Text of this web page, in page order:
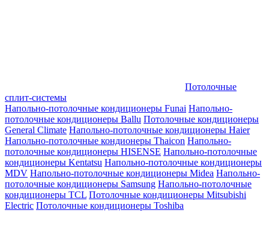
Потолочные
сплит-системы
Напольно-потолочные кондиционеры Funai Напольно-
потолочные кондиционеры Ballu Потолочные кондиционеры
General Climate Напольно-потолочные кондиционеры Haier
Напольно-потолочные кондионеры Thaicon Напольно-
потолочные кондиционеры HISENSE Напольно-потолочные
кондиционеры Kentatsu Напольно-потолочные кондиционеры
MDV Напольно-потолочные кондиционеры Midea Напольно-
потолочные кондиционеры Samsung Напольно-потолочные
кондиционеры TCL Потолочные кондиционеры Mitsubishi
Electric Потолочные кондиционеры Toshiba